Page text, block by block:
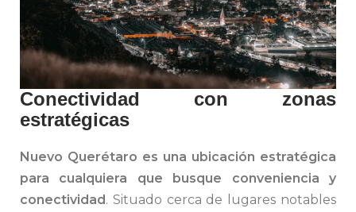
Conectividad con zonas
estratégicas
Nuevo Querétaro es una ubicación estratégica
para cualquiera que busque conveniencia y
conectividad. Situado cerca de lugares notables